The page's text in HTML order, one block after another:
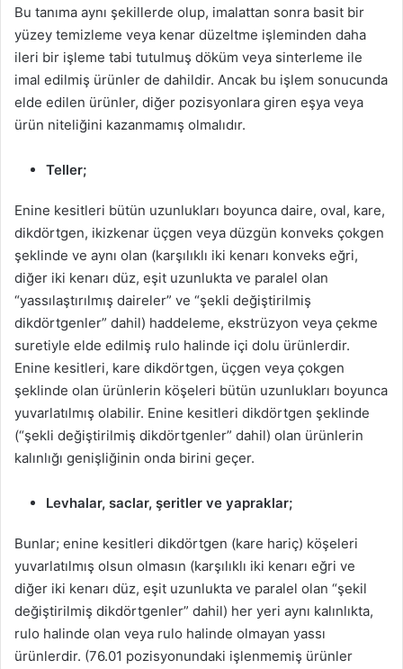
Bu tanıma aynı şekillerde olup, imalattan sonra basit bir
yüzey temizleme veya kenar düzeltme işleminden daha
ileri bir işleme tabi tutulmuş döküm veya sinterleme ile
imal edilmiş ürünler de dahildir. Ancak bu işlem sonucunda
elde edilen ürünler, diğer pozisyonlara giren eşya veya
ürün niteliğini kazanmamış olmalıdır.
Teller;
Enine kesitleri bütün uzunlukları boyunca daire, oval, kare,
dikdörtgen, ikizkenar üçgen veya düzgün konveks çokgen
şeklinde ve aynı olan (karşılıklı iki kenarı konveks eğri,
diğer iki kenarı düz, eşit uzunlukta ve paralel olan
“yassılaştırılmış daireler” ve “şekli değiştirilmiş
dikdörtgenler” dahil) haddeleme, ekstrüzyon veya çekme
suretiyle elde edilmiş rulo halinde içi dolu ürünlerdir.
Enine kesitleri, kare dikdörtgen, üçgen veya çokgen
şeklinde olan ürünlerin köşeleri bütün uzunlukları boyunca
yuvarlatılmış olabilir. Enine kesitleri dikdörtgen şeklinde
(“şekli değiştirilmiş dikdörtgenler” dahil) olan ürünlerin
kalınlığı genişliğinin onda birini geçer.
Levhalar, saclar, şeritler ve yapraklar;
Bunlar; enine kesitleri dikdörtgen (kare hariç) köşeleri
yuvarlatılmış olsun olmasın (karşılıklı iki kenarı eğri ve
diğer iki kenarı düz, eşit uzunlukta ve paralel olan “şekil
değiştirilmiş dikdörtgenler” dahil) her yeri aynı kalınlıkta,
rulo halinde olan veya rulo halinde olmayan yassı
ürünlerdir. (76.01 pozisyonundaki işlenmemiş ürünler